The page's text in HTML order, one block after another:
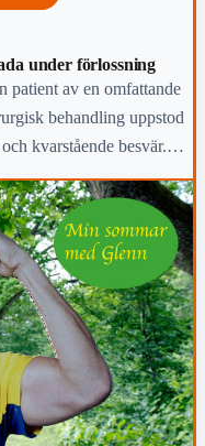
under förlossning
patient av en omfattande
behandling uppstod
kvarstående besvär.
för prövning enligt lex